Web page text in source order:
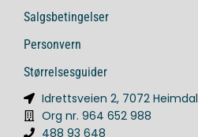
Salgsbetingelser
Personvern
Størrelsesguider
Idrettsveien 2, 7072 Heimdal
Org nr. 964 652 988
488 93 648